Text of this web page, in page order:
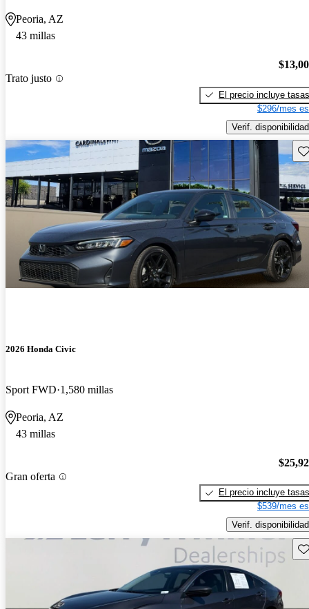
Peoria, AZ
43 millas
Trato justo
El precio incluye tasas
$296/mes
Verif. disponibilidad
2026 Honda Civic
Sport FWD 1,580 millas
Peoria, AZ
43 millas
Gran oferta
El precio incluye tasas
$539/mes
Verif. disponibilidad